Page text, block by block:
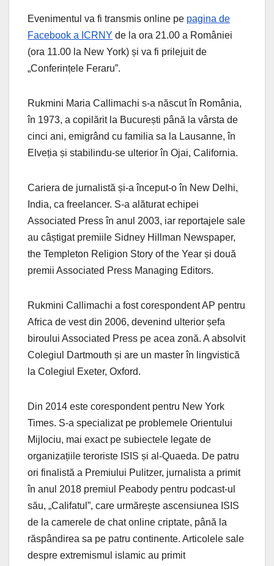
Evenimentul va fi transmis online pe pagina de
Facebook a ICRNY de la ora 21.00 a României
(ora 11.00 la New York) și va fi prilejuit de
„Conferințele Feraru”.
Rukmini Maria Callimachi s-a născut în România,
în 1973, a copilărit la București până la vârsta de
cinci ani, emigrând cu familia sa la Lausanne, în
Elveția și stabilindu-se ulterior în Ojai, California.
Cariera de jurnalistă și-a început-o în New Delhi,
India, ca freelancer. S-a alăturat echipei
Associated Press în anul 2003, iar reportajele sale
au câștigat premiile Sidney Hillman Newspaper,
the Templeton Religion Story of the Year și două
premii Associated Press Managing Editors.
Rukmini Callimachi a fost corespondent AP pentru
Africa de vest din 2006, devenind ulterior șefa
biroului Associated Press pe acea zonă. A absolvit
Colegiul Dartmouth și are un master în lingvistică
la Colegiul Exeter, Oxford.
Din 2014 este corespondent pentru New York
Times. S-a specializat pe problemele Orientului
Mijlociu, mai exact pe subiectele legate de
organizațiile teroriste ISIS și al-Quaeda. De patru
ori finalistă a Premiului Pulitzer, jurnalista a primit
în anul 2018 premiul Peabody pentru podcast-ul
său, „Califatul”, care urmărește ascensiunea ISIS
de la camerele de chat online criptate, până la
răspândirea sa pe patru continente. Articolele sale
despre extremismul islamic au primit